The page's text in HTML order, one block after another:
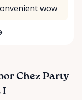
wow
Chez Party
I